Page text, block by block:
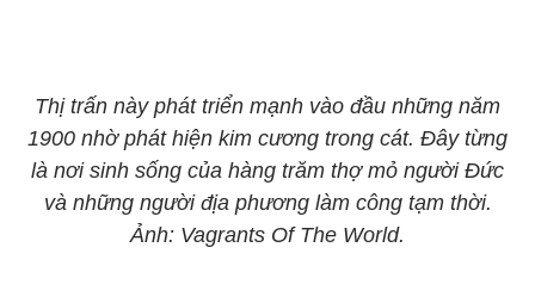
Thị trấn này phát triển mạnh vào đầu những năm
1900 nhờ phát hiện kim cương trong cát. Đây từng
là nơi sinh sống của hàng trăm thợ mỏ người Đức
và những người địa phương làm công tạm thời.
Ảnh: Vagrants Of The World.